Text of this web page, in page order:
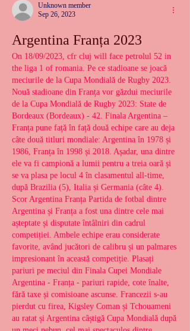
Unknown member
Sep 26, 2023
Argentina Franța 2023
On 18/09/2023, cfr cluj will face petrolul 52 in
the liga 1 of romania. Pe ce stadioane se joacă
meciurile de la Cupa Mondială de Rugby 2023.
Nouă stadioane din Franța vor găzdui meciurile
de la Cupa Mondială de Rugby 2023: State de
Bordeaux (Bordeaux) - 42. Finala Argentina –
Franța pune față în față două echipe care au deja
câte două titluri mondiale: Argentina în 1978 și
1986, Franța în 1998 și 2018. Așadar, una dintre
ele va fi campionă a lumii pentru a treia oară și
se va plasa pe locul 4 în clasamentul all-time,
după Brazilia (5), Italia și Germania (câte 4).
Scor Argentina Franța Partida de fotbal dintre
Argentina și Franța a fost una dintre cele mai
așteptate și disputate întâlniri din cadrul
competiției. Ambele echipe erau considerate
favorite, având jucători de calibru și un palmares
impresionant în această competiție. Plasați
pariuri pe meciul din Finala Cupei Mondiale
Argentina - Franța - pariuri rapide, cote înalte,
fără taxe și comisioane ascunse. Francezii s-au
pierdut cu firea, Kigsley Coman și Tchouameni
au ratat și Argentina câștigă Cupa Mondială după